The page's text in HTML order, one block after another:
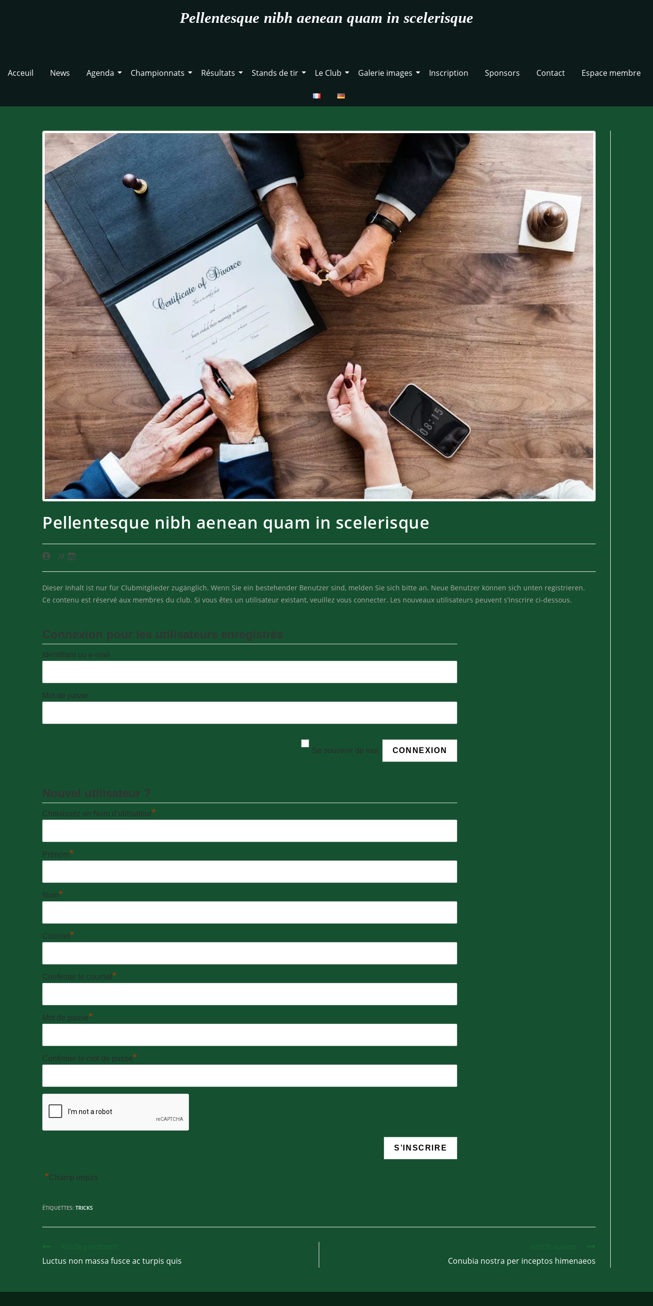
Pellentesque nibh aenean quam in scelerisque
Acceuil News Agenda Championnats Résultats Stands de tir Le Club Galerie images Inscription Sponsors Contact Espace membre
Pellentesque nibh aenean quam in scelerisque
Dieser Inhalt ist nur für Clubmitglieder zugänglich. Wenn Sie ein bestehender Benutzer sind, melden Sie sich bitte an. Neue Benutzer können sich unten registrieren.
Ce contenu est réservé aux membres du club. Si vous êtes un utilisateur existant, veuillez vous connecter. Les nouveaux utilisateurs peuvent s'inscrire ci-dessous.
Connexion pour les utilisateurs enregistrés
Identifiant ou e-mail
Mot de passe
Se souvenir de moi
Nouvel utilisateur ?
Choisissez un Nom d’utilisateur*
Prénom*
Nom*
Courriel *
Confirmer le courriel *
Mot de passe*
Confirmer le mot de passe*
*Champ requis
ÉTIQUETTES: TRICKS
Luctus non massa fusce ac turpis quis Conubia nostra per inceptos himenaeos